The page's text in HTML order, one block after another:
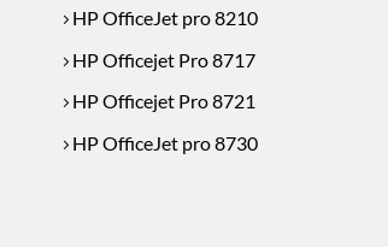
HP OfficeJet pro 8210
HP Officejet Pro 8717
HP Officejet Pro 8721
HP OfficeJet pro 8730